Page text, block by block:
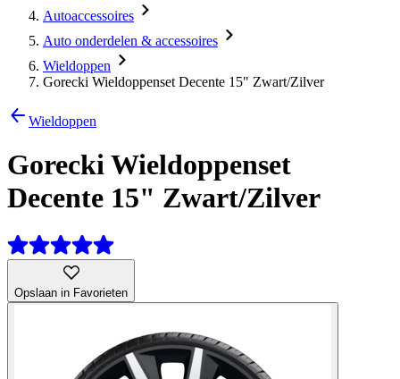
Autoaccessoires
Auto onderdelen & accessoires
Wieldoppen
Gorecki Wieldoppenset Decente 15" Zwart/Zilver
Wieldoppen
Gorecki Wieldoppenset
Decente 15" Zwart/Zilver
Opslaan in Favorieten